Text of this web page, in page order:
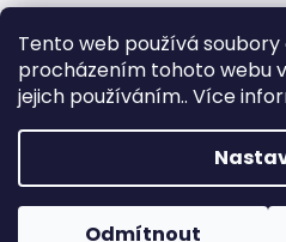
Tento web používá soubory
procházením tohoto webu
jejich používáním.. Více
Odmítnout
Copyright 2026